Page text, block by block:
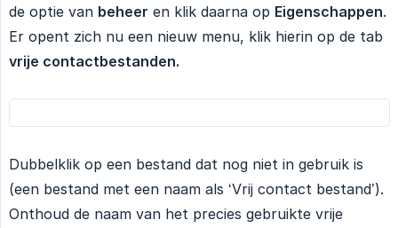
de optie van beheer en klik daarna op Eigenschappen.
Er opent zich nu een nieuw menu, klik hierin op de tab
vrije contactbestanden.
Dubbelklik op een bestand dat nog niet in gebruik is
(een bestand met een naam als ‘Vrij contact bestand’).
Onthoud de naam van het precies gebruikte vrije